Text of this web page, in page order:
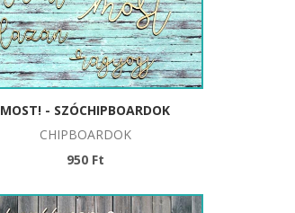
MOST! - SZÓCHIPBOARDOK
CHIPBOARDOK
950 Ft